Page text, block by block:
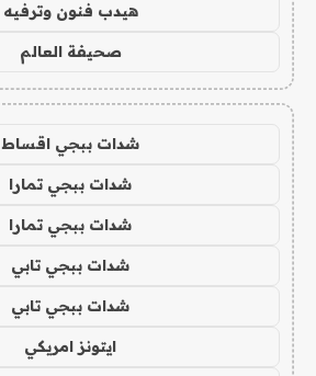
هيدب فنون وترفيه
صحيفة العالم
شدات ببجي اقساط
شدات ببجي تمارا
شدات ببجي تمارا
شدات ببجي تابي
شدات ببجي تابي
ايتونز امريكي